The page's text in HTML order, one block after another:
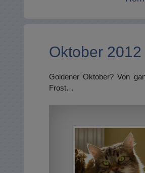
Oktober 2012
Goldener Oktober? Von
Frost…